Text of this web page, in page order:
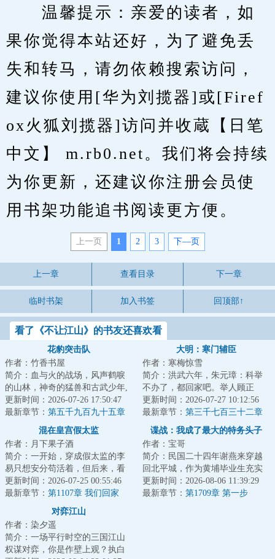
温馨提示：亲爱的读者，如
果你觉得本站还好，为了避免丢
失和转马，请勿依赖搜索访问，
建议你使用[华为刘揽器]或[Firef
ox火狐刘揽器]访问并收蔵【日笔
中文】 m.rb0.net。我们将会持续
为你更新，还建议你注册会员使
用书架功能追书阅读更方便。
上一页 1 2 3 下—页
上一章 查看目录 下一章
临时书架 加入书签 回顶部↑
看了《不让江山》的书友还喜欢看
花豹突击队
作者：竹香书屋
简介：血与火的战场，风声鹤唳
的山林，神奇的猛兽和古武少年,
这是一支有着铮铮铁骨的特种部
队，这是一群...
更新时间：2026-07-26 17:50:47
最新章节： 第五千九百九十五章
大明：寒门辅臣
作者：寒梅惊雪
简介：洪武六年，朱元璋：科举
不办了，都回家吧。举人顾正
臣：这路都走了，钱都借了，房
租都付了，你说不...
更新时间：2026-07-27 10:12:56
最新章节： 第三千七百三十二章
李成桂的屈从
混在皇宫假太监
作者：月下果子酒
简介：一开始，穿成假太监的李
易只想安分苟活着，但后来，看
着高贵雍容的皇后，李易心思变
了。“江山你坐...
更新时间：2026-07-25 00:55:46
最新章节： 第1107章 我们回家
谍战：我成了最大的特务头子
作者：宝哥
简介：民国二十四年谢燕来穿越
回北平城，作为黄埔毕业生充实
北平分站，半个月粉碎特高课石
川少佐收买北平...
更新时间：2026-08-06 11:39:29
最新章节： 第1709章 第一步
对弈江山
作者：染夕遥
简介：一场平行时空的三国江山
权谋对弈，你是作壁上观？执白